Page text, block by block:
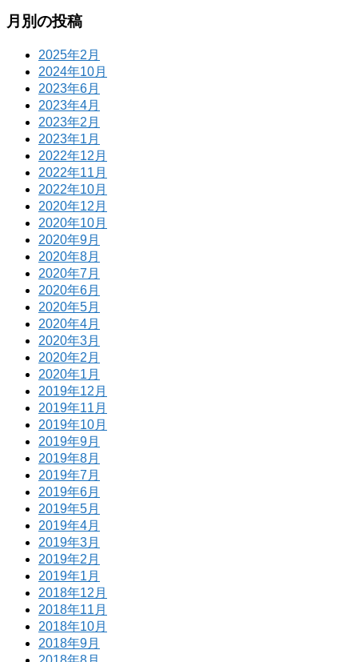
月別の投稿
2025年2月
2024年10月
2023年6月
2023年4月
2023年2月
2023年1月
2022年12月
2022年11月
2022年10月
2020年12月
2020年10月
2020年9月
2020年8月
2020年7月
2020年6月
2020年5月
2020年4月
2020年3月
2020年2月
2020年1月
2019年12月
2019年11月
2019年10月
2019年9月
2019年8月
2019年7月
2019年6月
2019年5月
2019年4月
2019年3月
2019年2月
2019年1月
2018年12月
2018年11月
2018年10月
2018年9月